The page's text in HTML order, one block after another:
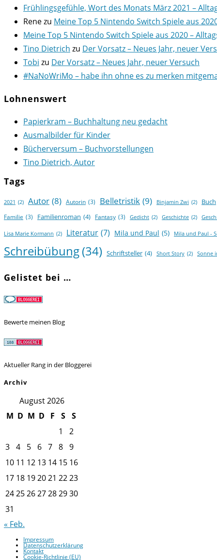
Frühlingsgefühle, Wort des Monats März 2021 –
Renezu Meine Top 5 Nintendo Switch Spiele aus
Meine Top 5 Nintendo Switch Spiele aus 2020 –
Tino Dietrich zu Der Vorsatz – Neues Jahr, neuer
Tobi zu Der Vorsatz – Neues Jahr, neuer Versuch
#NaNoWriMo – habe ihn ohne es zu merken
Lohnenswert
Papierkram – Buchhaltung neu gedacht
Ausmalbilder für Kinder
Bücherversum – Buchvorstellungen
Tino Dietrich, Autor
Tags
2021 (2) Autor (8) Autorin (3) Belletristik (9) Binjamin Zwi (2) Buch
Familie (3) Familienroman (4) Fantasy (3) Gedicht (2) Geschichte (2)
Lisa Marie Kormann (2) Literatur (7) Mila und Paul (5) Mila und Paul -
Schreibübung(34) Schriftsteller (4) Short Story (2) Sonne
Gelistet bei …
Bewerte meinen Blog
Aktueller Rang in der Bloggerei
Archiv
August 2026
M D M D F S
S
1
2
3 4 5 6 7 8 9
10 11 12 13 14 15 16
17 18 192021 2223
24252627282930
31
« Feb.
Impressum
Datenschutzerklärung
Kontakt
Cookie-Richtlinie (EU)